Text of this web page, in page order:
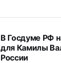
В Госдуме РФ
для Камилы
России